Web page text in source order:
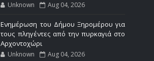
Unknown Aug 04, 2026
Ενημέρωση του Δήμου Ξηρομέρου για
τους πληγέντες από την πυρκαγιά στο
Αρχοντοχώρι
Unknown Aug 04, 2026